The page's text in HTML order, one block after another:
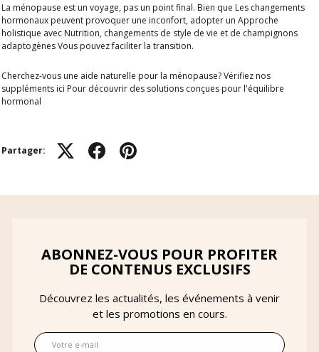
La ménopause est un voyage, pas un point final. Bien que Les changements
hormonaux peuvent provoquer une inconfort, adopter un Approche
holistique avec Nutrition, changements de style de vie et de champignons
adaptogènesVous pouvez faciliter la transition.
Cherchez-vous une aide naturelle pour la ménopause?Vérifiez nos
suppléments ici Pour découvrir des solutions conçues pour l'équilibre
hormonal
Partager:
ABONNEZ-VOUS POUR PROFITER
DE CONTENUS EXCLUSIFS
Découvrez les actualités, les événements à venir
et les promotions en cours.
E-mail